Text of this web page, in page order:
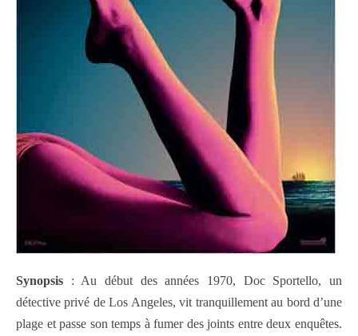
Synopsis : Au début des années 1970, Doc Sportello, un
détective privé de Los Angeles, vit tranquillement au bord d’une
plage et passe son temps à fumer des joints entre deux enquêtes.